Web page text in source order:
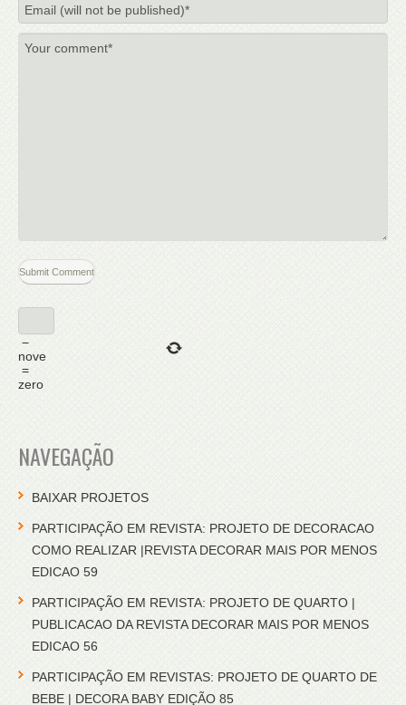
−
nove
=
zero
NAVEGAÇÃO
BAIXAR PROJETOS
PARTICIPAÇÃO EM REVISTA: PROJETO DE DECORACAO
COMO REALIZAR |REVISTA DECORAR MAIS POR MENOS
EDICAO 59
PARTICIPAÇÃO EM REVISTA: PROJETO DE QUARTO |
PUBLICACAO DA REVISTA DECORAR MAIS POR MENOS
EDICAO 56
PARTICIPAÇÃO EM REVISTAS: PROJETO DE QUARTO DE
BEBE | DECORA BABY EDIÇÃO 85